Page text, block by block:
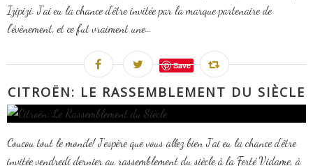
Izipizi. J'ai eu la chance d'être invitée par la marque partenaire de
l'évènement, et ce fut vraiment une...
Save
CITROËN: LE RASSEMBLEMENT DU SIÈCLE
Coucou tout le monde! J'espère que vous allez bien J'ai eu la chance d'être
invitée vendredi dernier au rassemblement du siècle à la Ferté Vidame, à